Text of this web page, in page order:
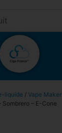
liquide / Vape Maker
Sombrero – E-Cone